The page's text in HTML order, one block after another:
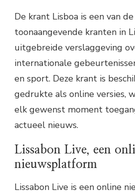
De krant Lisboa is een van
toonaangevende kranten in
uitgebreide verslaggeving
internationale
en sport. Deze krant is
gedrukte als online versies,
elk gewenst moment
actueel nieuws.
Lissabon Live, een
nieuwsplatform
Lissabon Live is een online